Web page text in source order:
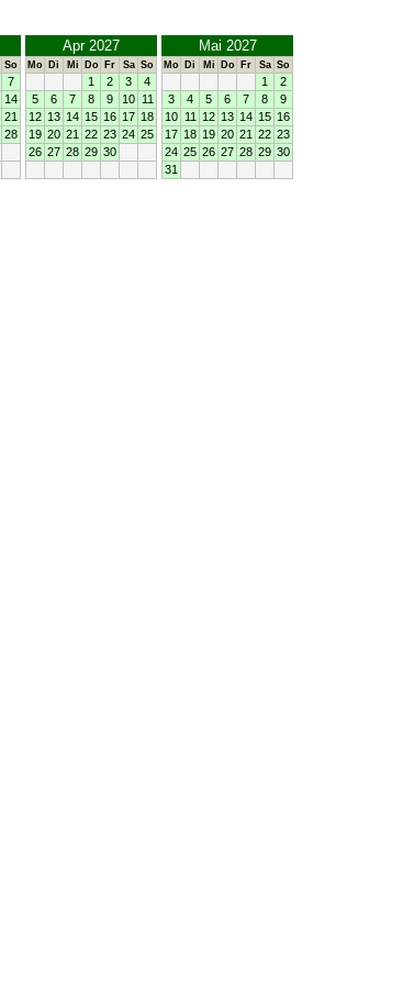
So
7
14
21
28
Apr 2027
Mo Di Mi Do Fr Sa So
1 2 3
4
5
6 7 8 9 10 11
12 13 14 15 16 17 18
19 20 21 22 23 24 25
26 27 28 29 30
Mai 2027
Mo Di Mi Do Fr Sa So
1
2
3
4 5 6 7 8
9
10 11 12 13 14 15 16
17 18 19 20 21 22 23
24 25 26 27 28 29 30
31